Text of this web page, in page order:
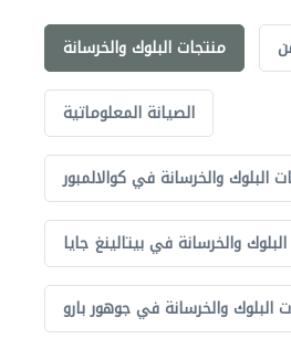
منتجات البلوك والخرسانة
الصيانة المعلوماتية
البلوك والخرسانة في كوالالمبور
والخرسانة في بيتالينغ جايا
والخرسانة في جوهور بارو